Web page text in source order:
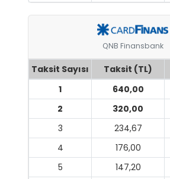
QNB Finansbank
Taksit Sayısı Taksit (TL)
1
640,00
2
320,00
3
234,67
4
176,00
5
147,20